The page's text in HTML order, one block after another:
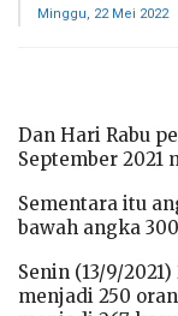
Minggu, 22 Mei 2022
Dan Hari Rabu
September 2021
Sementara itu
bawah angka
Senin (13/9/
menjadi 250